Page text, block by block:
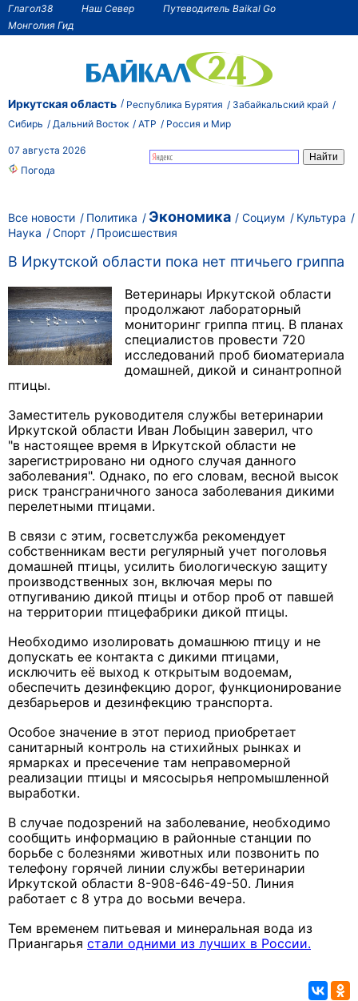
Глагол38 Наш Север
Путеводитель Baikal Go
Монголия Гид
Иркутская область Республика Бурятия
Забайкальский край
Сибирь
Дальний Восток АТР Россия и Мир
07 августа 2026
Погода
Все новости Политика Экономика Социум
Культура
Наука
Спорт Происшествия
В Иркутской области пока нет птичьего гриппа
Ветеринары Иркутской области
продолжают лабораторный
мониторинг гриппа птиц. В планах
специалистов провести 720
исследований проб биоматериала
домашней, дикой и синантропной
птицы.
Заместитель руководителя службы ветеринарии
Иркутской области Иван Лобыцин заверил, что
"в настоящее время в Иркутской области не
зарегистрировано ни одного случая данного
заболевания". Однако, по его словам, весной высок
риск трансграничного заноса заболевания дикими
перелетными птицами.
В связи с этим, госветслужба рекомендует
собственникам вести регулярный учет поголовья
домашней птицы, усилить биологическую защиту
производственных зон, включая меры по
отпугиванию дикой птицы и отбор проб от павшей
на территории птицефабрики дикой птицы.
Необходимо изолировать домашнюю птицу и не
допускать ее контакта с дикими птицами,
исключить её выход к открытым водоемам,
обеспечить дезинфекцию дорог, функционирование
дезбарьеров и дезинфекцию транспорта.
Особое значение в этот период приобретает
санитарный контроль на стихийных рынках и
ярмарках и пресечение там неправомерной
реализации птицы и мясосырья непромышленной
выработки.
В случае подозрений на заболевание, необходимо
сообщить информацию в районные станции по
борьбе с болезнями животных или позвонить по
телефону горячей линии службы ветеринарии
Иркутской области 8-908-646-49-50. Линия
работает с 8 утра до восьми вечера.
Тем временем питьевая и минеральная вода из
Приангарья стали одними из лучших в России.